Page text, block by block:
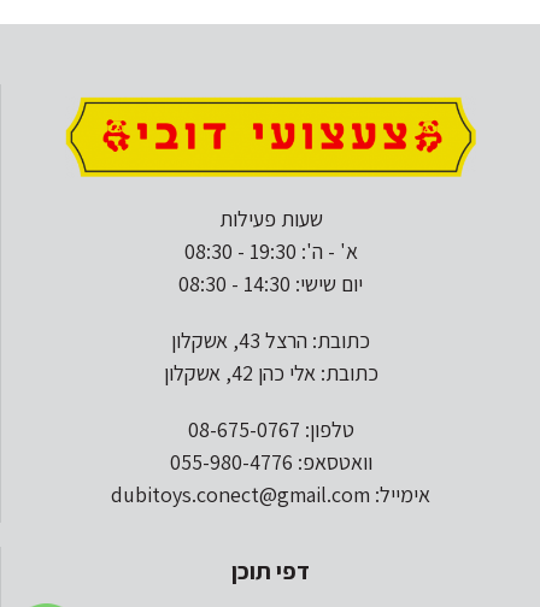
שעות פעילות
א' - ה': 19:30 - 08:30
יום שישי: 14:30 - 08:30
כתובת: הרצל 43, אשקלון
כתובת: אלי כהן 42, אשקלון
טלפון: 08-675-0767
וואטסאפ: 055-980-4776
אימייל: dubitoys.conect@gmail.com
דפי תוכן